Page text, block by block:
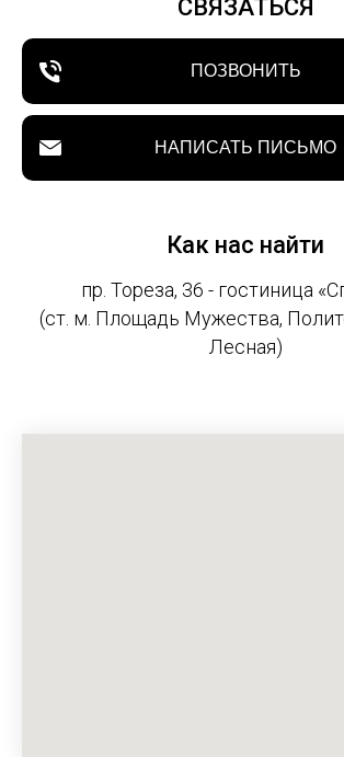
СВЯЗАТЬСЯ
ПОЗВОНИТЬ
НАПИСАТЬ ПИСЬМО
Как нас найти
пр. Тореза, 36 - гостиница
(ст. м. Площадь Мужества,
Лесная)